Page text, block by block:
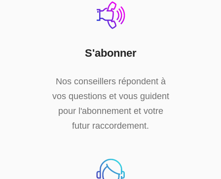
S'abonner
Nos conseillers répondent à
vos questions et vous guident
pour l'abonnement et votre
futur raccordement.